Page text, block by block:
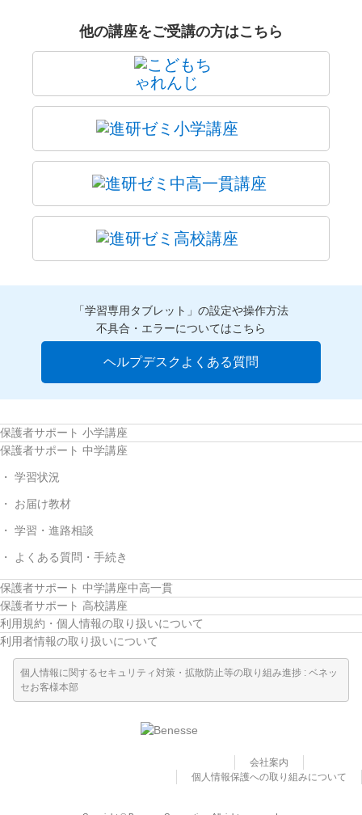
他の講座をご受講の方はこちら
「学習専用タブレット」の設定や操作方法
不具合・エラーについてはこちら
ヘルプデスクよくある質問
保護者サポート 小学講座
保護者サポート 中学講座
学習状況
お届け教材
学習・進路相談
よくある質問・手続き
保護者サポート 中学講座中高一貫
保護者サポート 高校講座
利用規約・個人情報の取り扱いについて
利用者情報の取り扱いについて
個人情報に関するセキュリティ対策・拡散防止等の取り組み進捗 : ベネッ
セお客様本部
会社案内
個人情報保護への取り組みについて